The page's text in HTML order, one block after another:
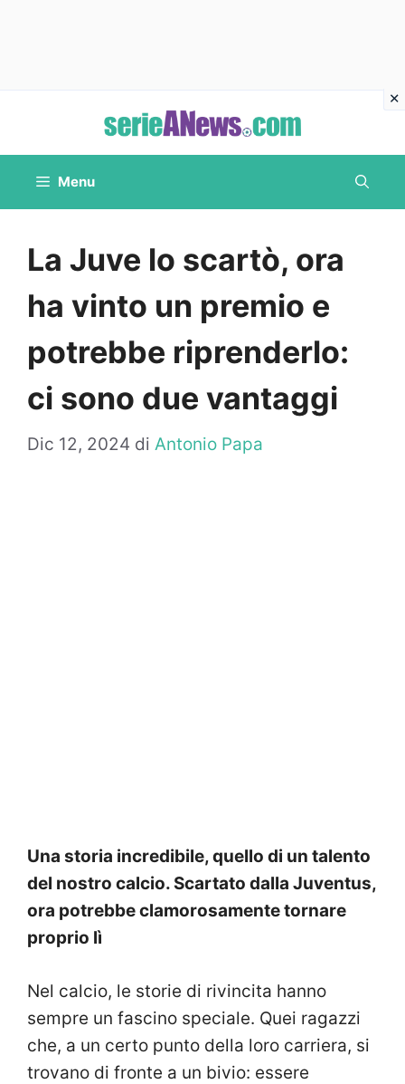
contenuto
Menu
La Juve lo scartò, ora
ha vinto un premio e
potrebbe riprenderlo:
ci sono due vantaggi
Dic 12, 2024 di Antonio Papa
Una storia incredibile, quello di un talento
del nostro calcio. Scartato dalla Juventus,
ora potrebbe clamorosamente tornare
proprio lì
Nel calcio, le storie di rivincita hanno
sempre un fascino speciale. Quei ragazzi
che, a un certo punto della loro carriera, si
trovano di fronte a un bivio: essere